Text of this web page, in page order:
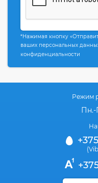
*Нажимая кнопку
ваших персональных
конфиденциальности
Режим
Пн.-